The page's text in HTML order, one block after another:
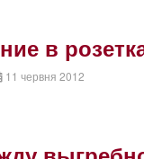
в
11 червня 2012